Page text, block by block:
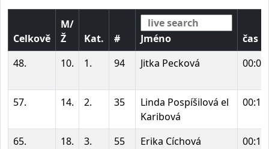
Celkově
M/
Ž
Kat. # Jméno
čas
48.
10. 1. 94 Jitka Pecková
57. 14. 2. 35
Linda Pospíšilová el
Karibová
65. 18. 3. 55 Erika Cíchová